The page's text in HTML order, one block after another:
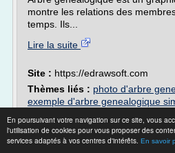
En poursuivant votre navigation sur ce site, vous
l'utilisation de cookies pour vous proposer des
services adaptés à vos centres d'intérêts. En savoir
montre les relations des
temps. Ils...
Lire la suite
Site : https://edrawsoft.com
Thèmes liés : photo d'arbre
exemple d'arbre genealogique
modele
photos /telecharger
genealogique